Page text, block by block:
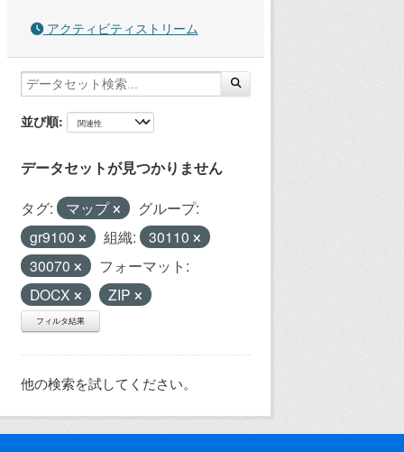
アクティビティストリーム
並び順
データセットが見つかりません
タグ: マップ
グループ:
gr9100
組織:
30110
30070
フォーマット:
DOCX
ZIP
フィルタ結果
他の検索を試してください。